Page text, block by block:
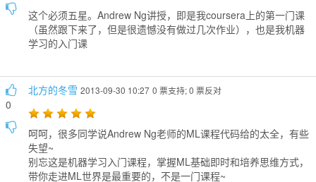
这个必须五星。Andrew Ng讲授，即是我coursera上的第一门课
（虽然跟下来了，但是很遗憾没有做过几次作业），也是我机器
学习的入门课
0
北方的冬雪 2013-09-30 10:27 0 票支持; 0 票反对
呵呵，很多同学说Andrew Ng老师的ML课程代码给的太全，有些
失望~
别忘这是机器学习入门课程，掌握ML基础即时和培养思维方式，
带你走进ML世界是最重要的，不是一门课程~